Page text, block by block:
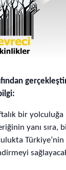
bir
yanı sıra,